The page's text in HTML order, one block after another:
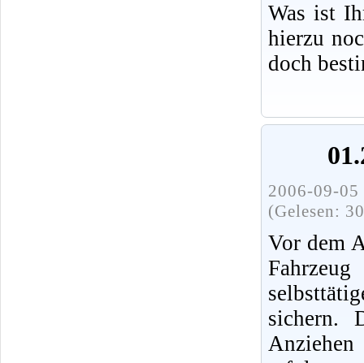
Was ist
hierzu
doch
2006-09-
(Gelesen:
Vor dem
sichern.
Anziehen